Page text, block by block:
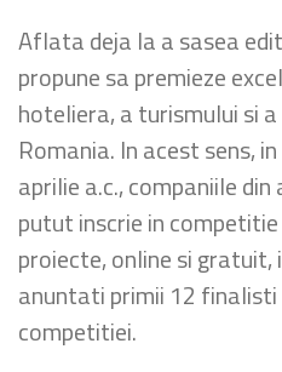
Aflata deja la a sasea
propune sa premieze
hoteliera, a turismului si
Romania. In acest sens,
aprilie a.c., companiile
putut inscrie in
proiecte, online si
anuntati primii 12
competitiei.